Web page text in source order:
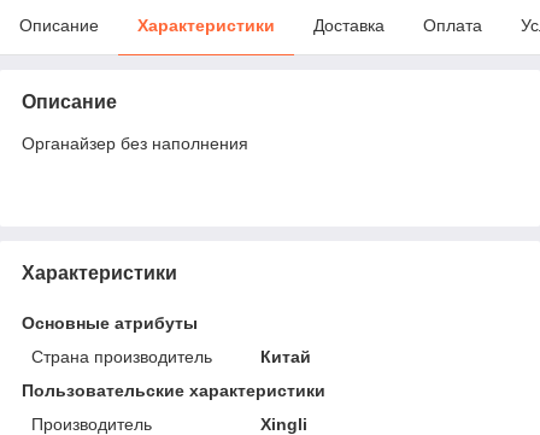
Описание Характеристики Доставка Оплата
Описание
Органайзер без наполнения
Характеристики
Основные атрибуты
Страна производитель
Китай
Пользовательские характеристики
Производитель
Xingli